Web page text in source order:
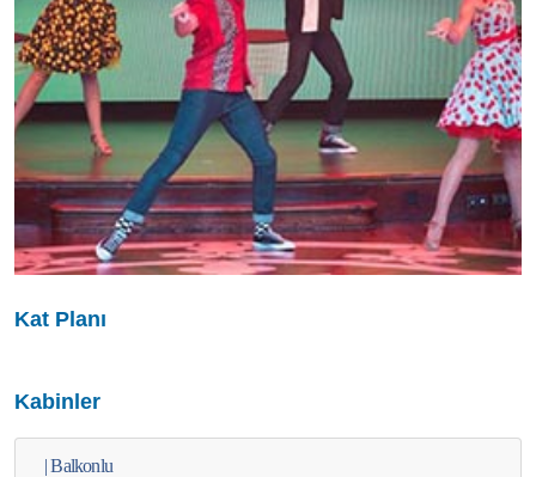
Kat Planı
Kabinler
|Balkonlu